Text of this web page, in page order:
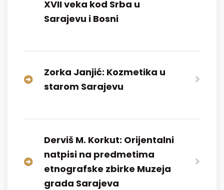
XVII veka kod Srba u
Sarajevu i Bosni
Zorka Janjić: Kozmetika u
starom Sarajevu
Derviš M. Korkut: Orijentalni
natpisi na predmetima
etnografske zbirke Muzeja
grada Sarajeva